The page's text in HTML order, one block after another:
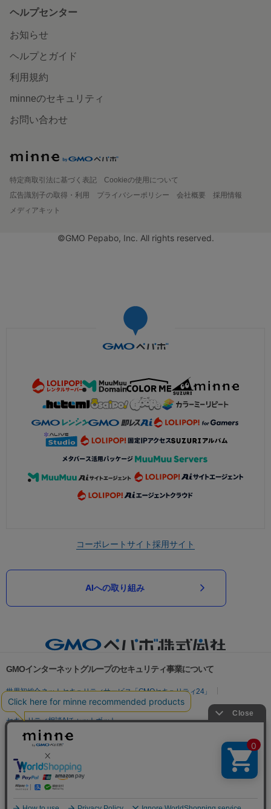
ヘルプセンター
お知らせ
ヘルプとガイド
利用規約
minneのセキュリティ
お問い合わせ
特定商取引法に基づく表記
Cookieの使用について
広告識別子の取得・利用
プライバシーポリシー 会社概要
採用情報
メディアキット
©GMO Pepabo, Inc. All rights reserved.
コーポレートサイト採用サイト
AIへの取り組み
GMOインターネットグループのセキュリティ事業について
世界初総合ネットセキュリティサービス「GMOセキュリティ24」
パスワード漏洩診断
Webサイトリスク診断
セキュリティ相談AIチャットボット
実在証明・盗聴対策
サイバー攻撃対策（GMO Flatt Security）
セキュリティ事業の軌跡